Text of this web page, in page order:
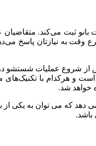
ثبت می‌کند. متقاضیان
از شروع عملیات شستشو
است و هرکدام با
خواهد شد.
که می توان به یکی از
باشد.